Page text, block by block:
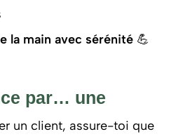
la main avec sérénité 💪
un client, assure-toi que